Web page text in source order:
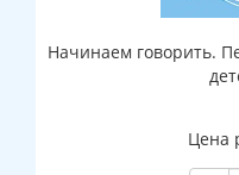
Начинаем говорить.
Цена